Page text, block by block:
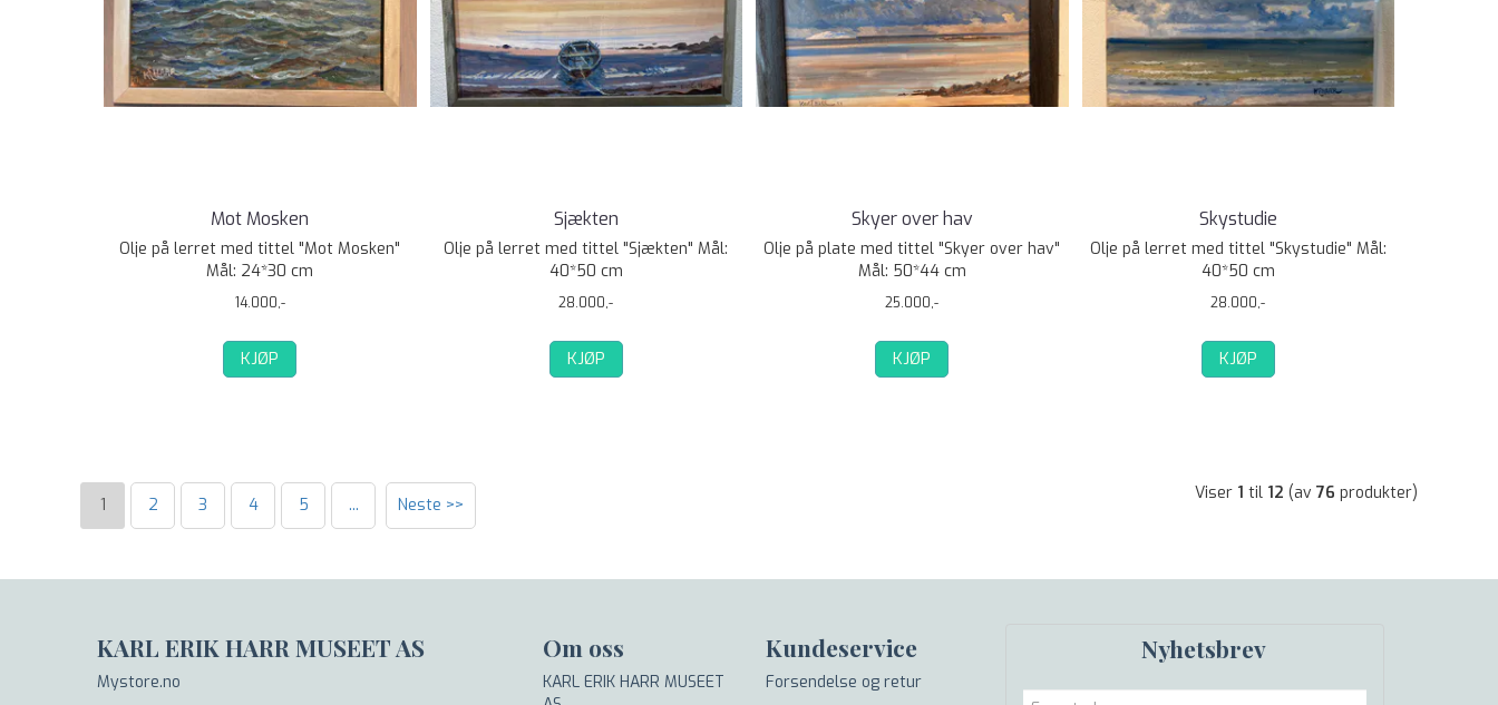
Mot Mosken
Olje på lerret med tittel "Mot Mosken"
Mål: 24*30 cm
14.000,-
KJØP
Sjækten
Olje på lerret med tittel "Sjækten" Mål:
40*50 cm
28.000,-
KJØP
Skyer over hav
Olje på plate med tittel "Skyer over hav"
Mål: 50*44 cm
25.000,-
KJØP
Skystudie
Olje på lerret med tittel "Skystudie" Mål:
40*50 cm
28.000,-
KJØP
1 2 3 4 5 ... Neste >>
Viser 1 til 12 (av 76 produkter)
KARL ERIK HARR MUSEET AS
Mystore.no
Om oss
KARL ERIK HARR MUSEET
Kundeservice
Forsendelse og retur
Nyhetsbrev